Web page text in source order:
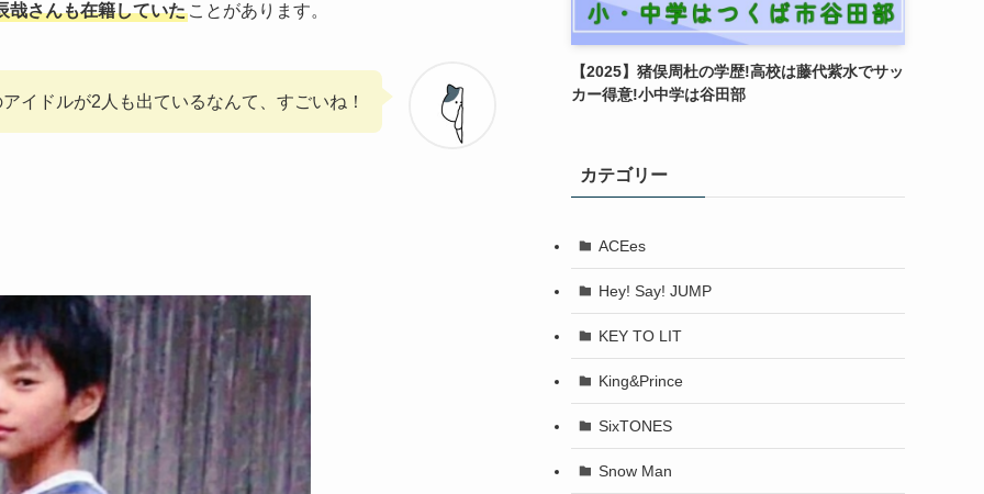
哉さんも在籍していた ことがあります。
イドルが2人も出ているなんて、すごいね！
【2025】猪俣周杜の学歴!高校は藤代紫水でサッ
カー得意!小中学は谷田部
カテゴリー
ACEes
Hey! Say! JUMP
KEY TO LIT
King&Prince
SixTONES
Snow Man